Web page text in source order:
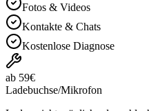
Fotos & Videos
Kontakte & Chats
Kostenlose Diagnose
ab 59€
Ladebuchse/Mikrofon